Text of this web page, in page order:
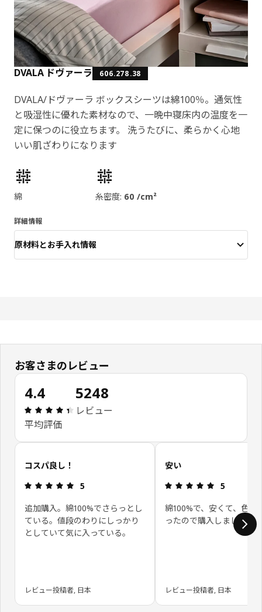
DVALA ドヴァーラ 606.278.38
DVALA/ドヴァーラ ボックスシーツは綿100％。通気性
と吸湿性に優れた素材なので、一晩中寝床内の温度を一
定に保つのに役立ちます。 洗うたびに、柔らかく心地
いい肌ざわりになります
製品の特徴
綿 糸密度: 60 /cm²
詳細情報
原材料とお手入れ情報
お客さまのレビュー
4.4
レビュー: 4.4 5 星の数 総レビュー: 5248
平均評価
5248
レビュー
お客さまレビューをスキップ
コスパ良し！
レビュー: 5 5 星の数
5
追加購入。綿100%でさらっとし
ている。値段のわりにしっかり
としていて気に入っている。
レビュー投稿者, 日本
安い
レビュー: 5
5
綿100%で、安くて、色も
ったので購入しました。
レビュー投稿者, 日本